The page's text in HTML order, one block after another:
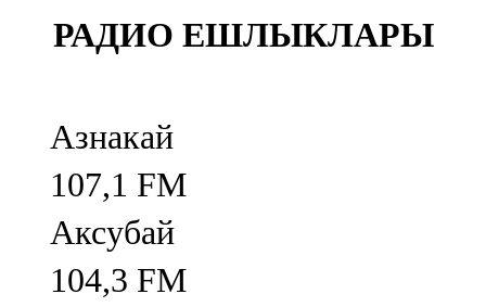
РАДИО ЕШЛЫКЛАРЫ
Азнакай
107,1 FM
Аксубай
104,3 FM